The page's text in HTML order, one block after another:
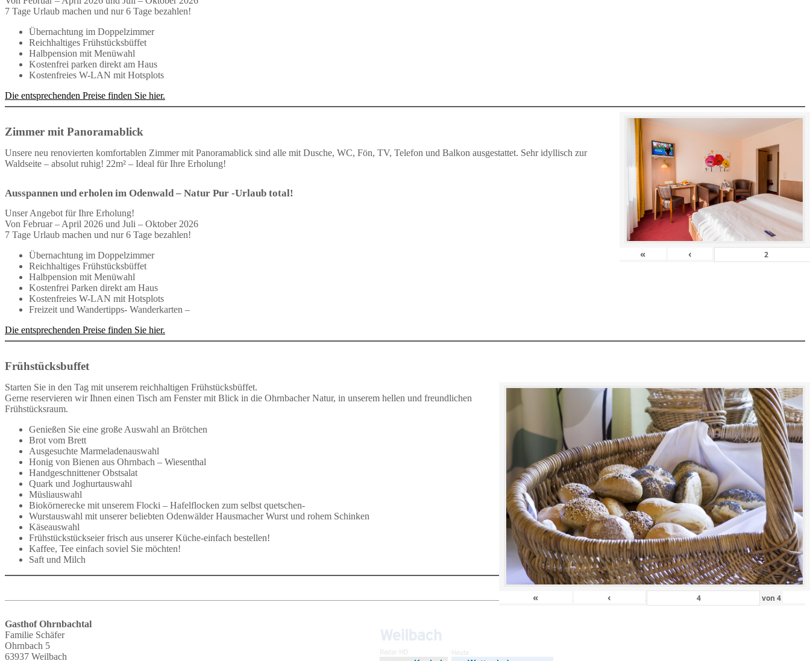
7 Tage Urlaub machen und nur 6 Tage bezahlen!
Übernachtung im Doppelzimmer
Reichhaltiges Frühstücksbüffet
Halbpension mit Menüwahl
Kostenfrei parken direkt am Haus
Kostenfreies W-LAN mit Hotsplots
Die entsprechenden Preise finden Sie hier.
« ‹
Zimmer mit Panoramablick
Unsere neu renovierten komfortablen Zimmer mit Panoramablick sind alle mit Dusche, WC, Fön, TV, Telefon und Balkon ausgestattet. Sehr idyllisch zur
Waldseite – absolut ruhig! 22m² – Ideal für Ihre Erholung!
Ausspannen und erholen im Odenwald – Natur Pur -Urlaub total!
Unser Angebot für Ihre Erholung!
Von Februar – April 2026 und Juli – Oktober 2026
7 Tage Urlaub machen und nur 6 Tage bezahlen!
Übernachtung im Doppelzimmer
Reichhaltiges Frühstücksbüffet
Halbpension mit Menüwahl
Kostenfrei Parken direkt am Haus
Kostenfreies W-LAN mit Hotsplots
Freizeit und Wandertipps- Wanderkarten –
Die entsprechenden Preise finden Sie hier.
Frühstücksbuffet
« ‹ von 4
Starten Sie in den Tag mit unserem reichhaltigen Frühstücksbüffet.
Gerne reservieren wir Ihnen einen Tisch am Fenster mit Blick in die Ohrnbacher Natur, in unserem hellen und freundlichen
Frühstücksraum.
Genießen Sie eine große Auswahl an Brötchen
Brot vom Brett
Ausgesuchte Marmeladenauswahl
Honig von Bienen aus Ohrnbach – Wiesenthal
Handgeschnittener Obstsalat
Quark und Joghurtauswahl
Müsliauswahl
Biokörnerecke mit unserem Flocki – Hafelflocken zum selbst quetschen-
Wurstauswahl mit unserer beliebten Odenwälder Hausmacher Wurst und rohem Schinken
Käseauswahl
Frühstückstückseier frisch aus unserer Küche-einfach bestellen!
Kaffee, Tee einfach soviel Sie möchten!
Saft und Milch
Gasthof Ohrnbachtal
Familie Schäfer
Ohrnbach 5
63937 Weilbach